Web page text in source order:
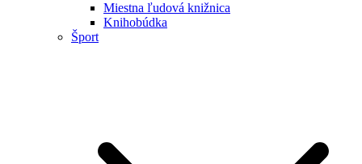
Miestna ľudová knižnica
Knihobúdka
Šport